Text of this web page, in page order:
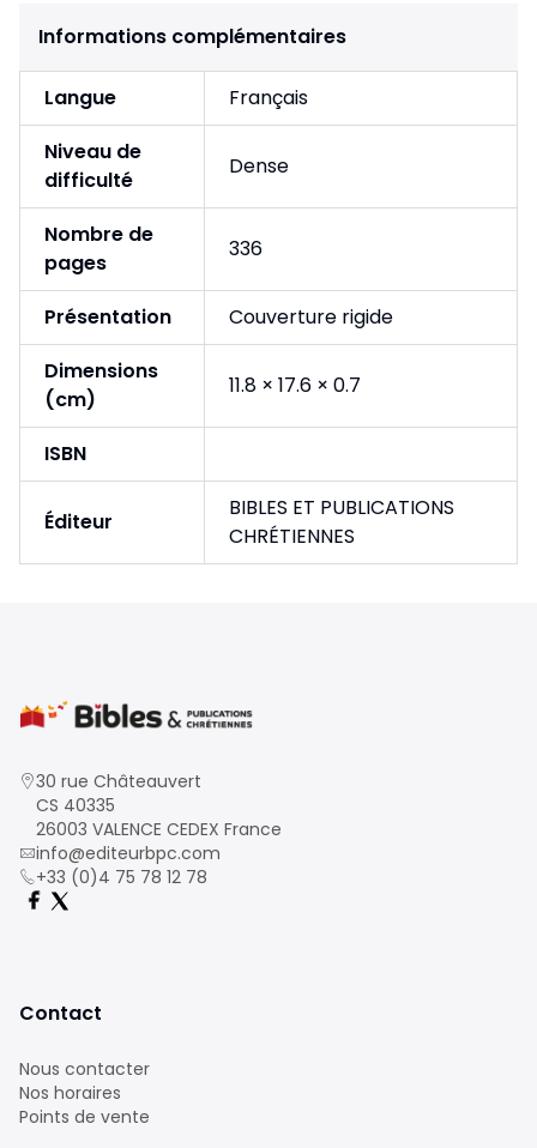
Informations complémentaires
Langue
Français
Niveau de
difficulté
Dense
Nombre de
pages
336
Présentation
Couverture rigide
Dimensions
(cm)
11.8 × 17.6 × 0.7
ISBN
Éditeur
BIBLES ET PUBLICATIONS
CHRÉTIENNES
30 rue Châteauvert
CS 40335
26003 VALENCE CEDEX France
info@editeurbpc.com
+33 (0)4 75 78 12 78
Contact
Nous contacter
Nos horaires
Points de vente